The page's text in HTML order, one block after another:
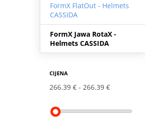
FormX FlatOut - Helmets
CASSIDA
FormX Jawa RotaX -
Helmets CASSIDA
CIJENA
266.39 € 266.39 €